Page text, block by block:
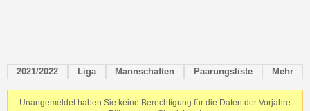
2021/2022 Liga Mannschaften Paarungsliste Mehr
Unangemeldet haben Sie keine Berechtigung für die Daten der Vorjahre